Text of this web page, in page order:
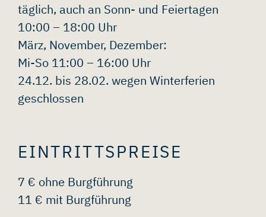
täglich, auch an Sonn- und Feiertagen
10:00 – 18:00 Uhr
März, November, Dezember:
Mi-So 11:00 – 16:00 Uhr
24.12. bis 28.02. wegen Winterferien
geschlossen
EINTRITTSPREISE
7 € ohne Burgführung
11 € mit Burgführung